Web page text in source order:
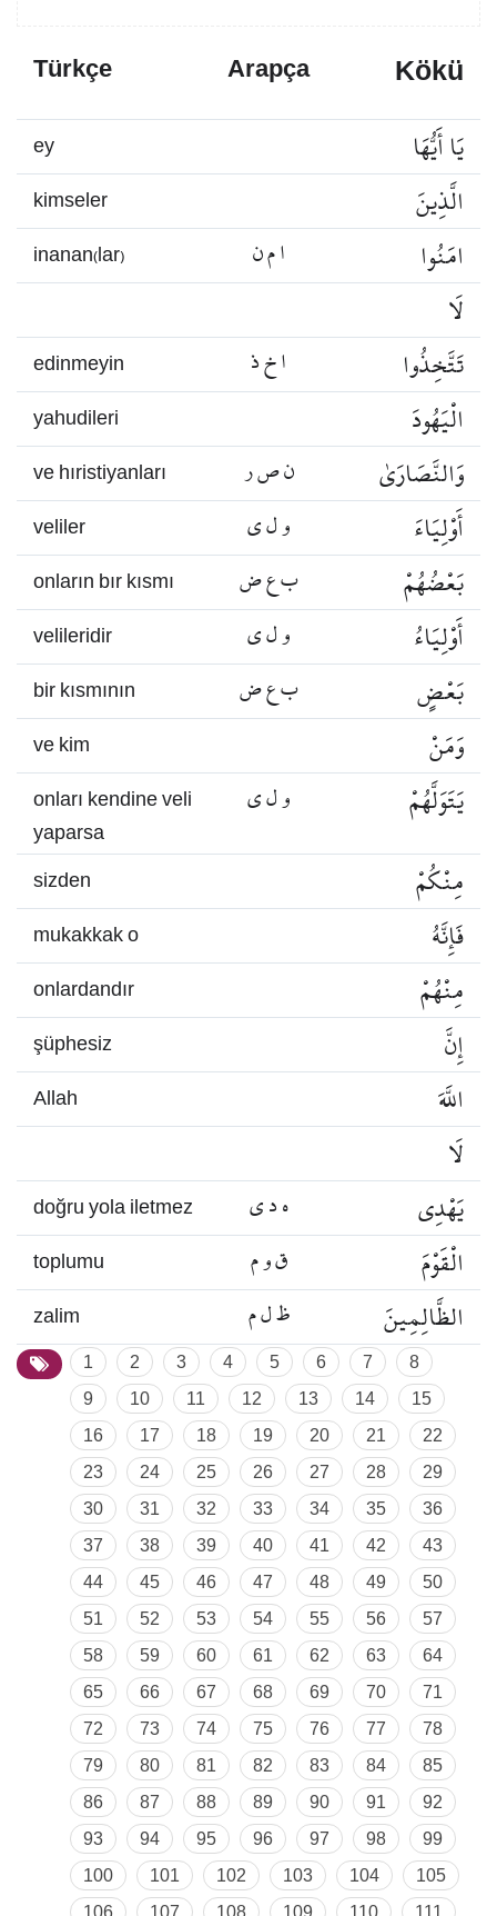
Türkçe Arapça Kökü
ey يَا أَيُّهَا
kimseler الَّذِينَ
inanan(lar) ا م ن
امَنُوا
لَا
edinmeyin ا خ ذ تَتَّخِذُوا
yahudileri الْيَهُودَ
ve hıristiyanları ن ص ر وَالنَّصَارَىٰ
veliler و ل ي أَوْلِيَاءَ
onların bır kısmı ب ع ض بَعْضُهُمْ
velileridir و ل ي أَوْلِيَاءُ
bir kısmının ب ع ض بَعْضٍ
ve kim وَمَنْ
onları kendine veli
yaparsa
و ل ي يَتَوَلَّهُمْ
sizden مِنْكُمْ
mukakkak o فَإِنَّهُ
onlardandır مِنْهُمْ
şüphesiz إِنَّ
Allah
اللَّهَ
لَا
doğru yola iletmez ه د ي يَهْدِي
toplumu ق و م الْقَوْمَ
zalim ظ ل م الظَّالِمِينَ
1 2 3 4 5 6 7
8
9
10 11 12 13 14
15
16
17 18 19 20 21
22
23
24 25 26 27 28
29
30
31 32 33 34 35
36
37
38 39 40 41 42
43
44
45 46 47 48 49
50
51
52 53 54 55 56
57
58
59 60 61 62 63
64
65
66 67 68 69 70
71
72
73 74 75 76 77
78
79
80 81 82 83 84
85
86
87 88 89 90 91
92
93
94 95 96 97 98
99
100
101 102 103 104
105
106
107 108 109 110 111